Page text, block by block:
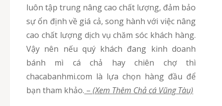
luôn tập trung nâng cao chất lượng, đảm bảo
sự ổn định về giá cả, song hành với việc nâng
cao chất lượng dịch vụ chăm sóc khách hàng.
Vậy nên nếu quý khách đang kinh doanh
bánh mì cá chả hay chiên chợ thì
chacabanhmi.com là lựa chọn hàng đầu để
bạn tham khảo. – (Xem Thêm Chả cá Vũng Tàu)